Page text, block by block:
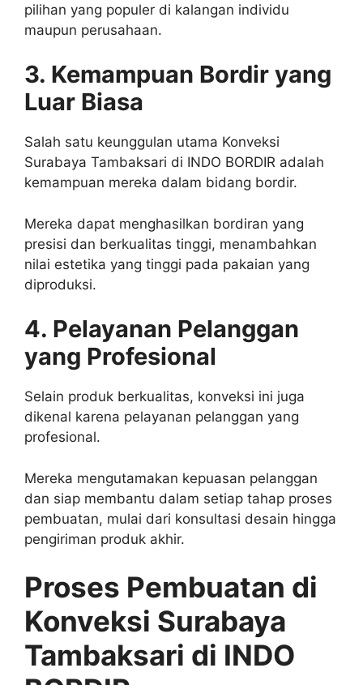
pilihan yang populer di kalangan individu
maupun perusahaan.
3. Kemampuan Bordir yang
Luar Biasa
Salah satu keunggulan utama Konveksi
Surabaya Tambaksari di INDO BORDIR adalah
kemampuan mereka dalam bidang bordir.
Mereka dapat menghasilkan bordiran yang
presisi dan berkualitas tinggi, menambahkan
nilai estetika yang tinggi pada pakaian yang
diproduksi.
4. Pelayanan Pelanggan
yang Profesional
Selain produk berkualitas, konveksi ini juga
dikenal karena pelayanan pelanggan yang
profesional.
Mereka mengutamakan kepuasan pelanggan
dan siap membantu dalam setiap tahap proses
pembuatan, mulai dari konsultasi desain hingga
pengiriman produk akhir.
Proses Pembuatan di
Konveksi Surabaya
Tambaksari di INDO